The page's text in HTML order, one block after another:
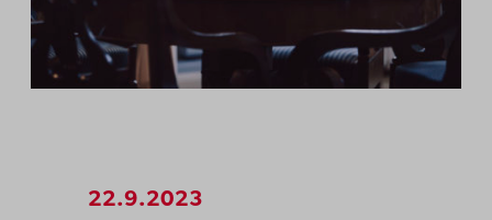
22.9.2023